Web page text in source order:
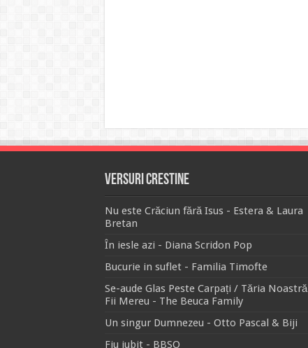
Versuri Crestine
Nu este Crăciun fără Isus - Estera & Laura
Bretan
În iesle azi - Diana Scridon Pop
Bucurie in suflet - Familia Timofte
Se-aude Glas Peste Carpați / Tăria Noastră
Fii Mereu - The Beuca Family
Un singur Dumnezeu - Otto Pascal & Biji
Fiu iubit - BBSO